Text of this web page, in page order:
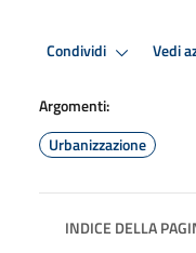
Condividi Vedi
Argomenti:
Urbanizzazione
INDICE DELLA